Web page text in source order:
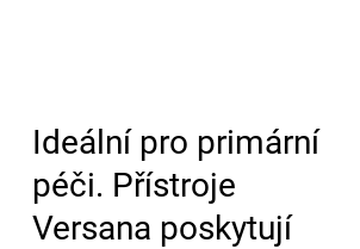
Ideální pro primární
péči. Přístroje
Versana poskytují